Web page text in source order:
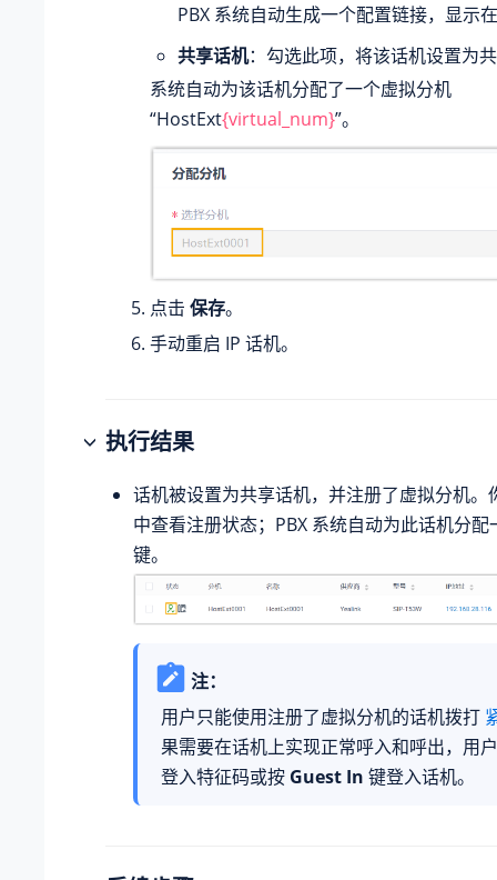
PBX 系统自动生成一个配置链接，显示
共享话机：勾选此项，将该话机设置为
系统自动为该话机分配了一个虚拟分机
“HostExt{virtual_num}”。
点击 保存。
手动重启 IP 话机。
执行结果
话机被设置为共享话机，并注册了虚拟分机。
中查看注册状态；PBX 系统自动为此话机分
键。
注：
用户只能使用注册了虚拟分机的话机拨打
果需要在话机上实现正常呼入和呼出，用
登入特征码或按 Guest In 键登入话机。